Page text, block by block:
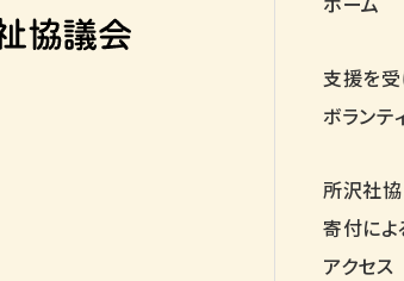
支援を
ボランテ
所沢社
寄付によ
アクセス